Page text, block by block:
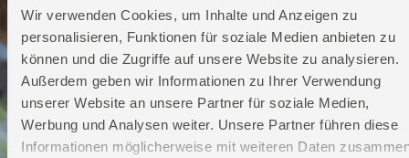
Wir verwenden Cookies, um Inhalte und Anzeigen zu
personalisieren, Funktionen für soziale Medien anbieten zu
können und die Zugriffe auf unsere Website zu analysieren.
Außerdem geben wir Informationen zu Ihrer Verwendung
unserer Website an unsere Partner für soziale Medien,
Werbung und Analysen weiter. Unsere Partner führen diese
Informationen möglicherweise mit weiteren Daten